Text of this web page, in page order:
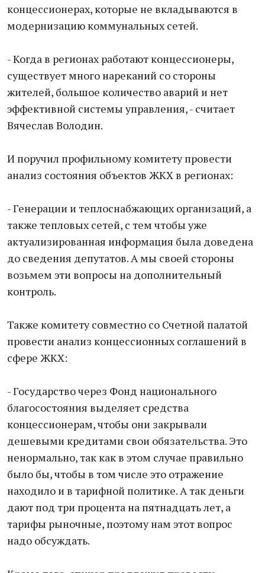
концессионерах, которые не вкладываются в
модернизацию коммунальных сетей.
- Когда в регионах работают концессионеры,
существует много нареканий со стороны
жителей, большое количество аварий и нет
эффективной системы управления, - считает
Вячеслав Володин.
И поручил профильному комитету провести
анализ состояния объектов ЖКХ в регионах:
- Генерации и теплоснабжающих организаций, а
также тепловых сетей, с тем чтобы уже
актуализированная информация была доведена
до сведения депутатов. А мы своей стороны
возьмем эти вопросы на дополнительный
контроль.
Также комитету совместно со Счетной палатой
провести анализ концессионных соглашений в
сфере ЖКХ:
- Государство через Фонд национального
благосостояния выделяет средства
концессионерам, чтобы они закрывали
дешевыми кредитами свои обязательства. Это
ненормально, так как в этом случае правильно
было бы, чтобы в том числе это отражение
находило и в тарифной политике. А так деньги
дают под три процента на пятнадцать лет, а
тарифы рыночные, поэтому нам этот вопрос
надо обсуждать.